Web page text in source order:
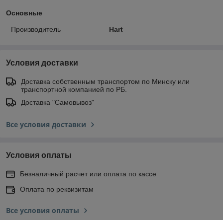
Основные
Производитель Hart
Условия доставки
Доставка собственным транспортом по Минску или
транспортной компанией по РБ.
Доставка "Самовывоз"
Все условия доставки
Условия оплаты
Безналичный расчет или оплата по кассе
Оплата по реквизитам
Все условия оплаты